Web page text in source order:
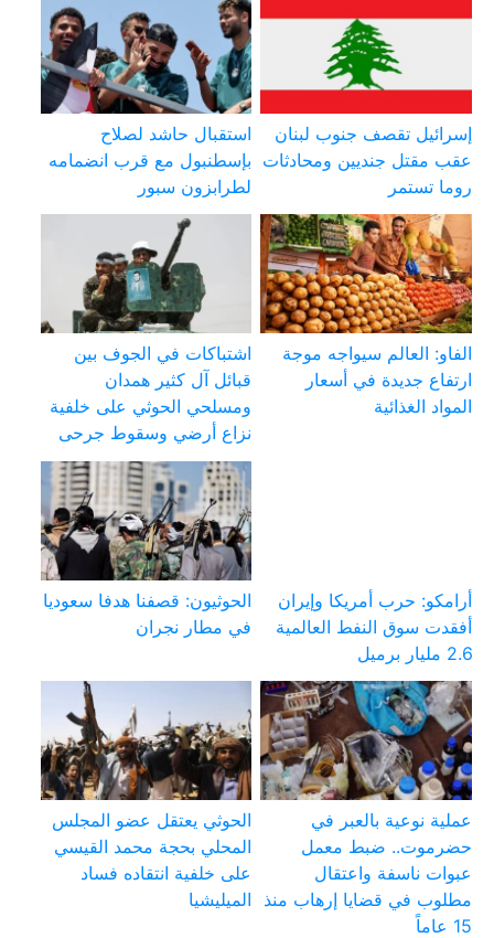
إسرائيل تقصف جنوب لبنان
عقب مقتل جنديين ومحادثات
روما تستمر
استقبال حاشد لصلاح
بإسطنبول مع قرب انضمامه
لطرابزون سبور
الفاو: العالم سيواجه موجة
ارتفاع جديدة في أسعار
المواد الغذائية
اشتباكات في الجوف بين
قبائل آل كثير همدان
ومسلحي الحوثي على خلفية
نزاع أرضي وسقوط جرحى
أرامكو: حرب أمريكا وإيران
أفقدت سوق النفط العالمية
2.6 مليار برميل
الحوثيون: قصفنا هدفا سعوديا
في مطار نجران
عملية نوعية بالعبر في
حضرموت.. ضبط معمل
عبوات ناسفة واعتقال
مطلوب في قضايا إرهاب منذ
15 عاماً
الحوثي يعتقل عضو المجلس
المحلي بحجة محمد القيسي
على خلفية انتقاده فساد
الميليشيا